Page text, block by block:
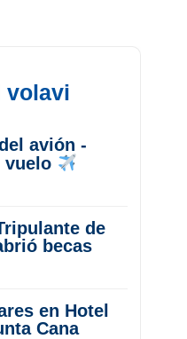
volavi
avión -
vuelo
de
becas
en Hotel
Cana